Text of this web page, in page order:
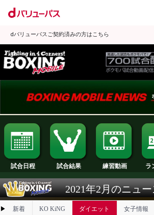
dバリューパスご契約済みの方はこちら
試合日程 試合結果 練習動画